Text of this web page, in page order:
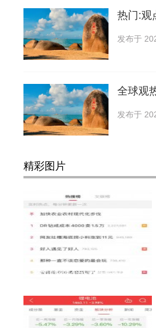
热门:观
发布于
全球观
发布于
精彩图片
DR钻戒成本4000卖1.5万上热